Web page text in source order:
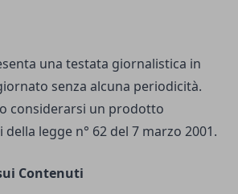
una testata giornalistica in
senza alcuna periodicità.
considerarsi un prodotto
legge n° 62 del 7 marzo 2001.
Contenuti